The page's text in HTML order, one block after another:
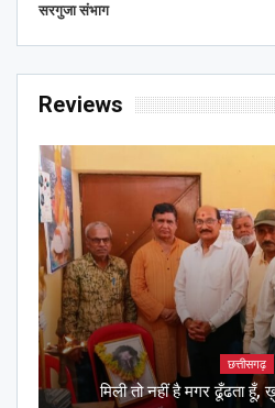
सरगुजा संभाग
Reviews
छत्तीसगढ़
मिली तो नहीं है मगर ढूँढता